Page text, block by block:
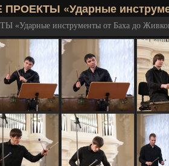
«Ударные
инструменты от Баха до